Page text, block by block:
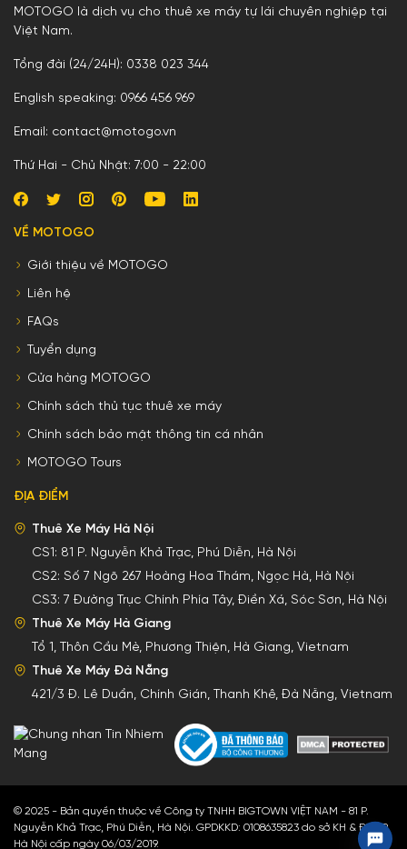
MOTOGO là dịch vụ cho thuê xe máy tự lái chuyên nghiệp tại
Việt Nam.
Tổng đài (24/24H): 0338 023 344
English speaking: 0966 456 969
Email: contact@motogo.vn
Thứ Hai - Chủ Nhật: 7:00 - 22:00
VỀ MOTOGO
Giới thiệu về MOTOGO
Liên hệ
FAQs
Tuyển dụng
Cửa hàng MOTOGO
Chính sách thủ tục thuê xe máy
Chính sách bảo mật thông tin cá nhân
MOTOGO Tours
ĐỊA ĐIỂM
Thuê Xe Máy Hà Nội
CS1: 81 P. Nguyễn Khả Trạc, Phú Diễn, Hà Nội
CS2: Số 7 Ngõ 267 Hoàng Hoa Thám, Ngọc Hà, Hà Nội
CS3: 7 Đường Trục Chính Phía Tây, Điền Xá, Sóc Sơn, Hà Nội
Thuê Xe Máy Hà Giang
Tổ 1, Thôn Cầu Mè, Phương Thiện, Hà Giang, Vietnam
Thuê Xe Máy Đà Nẵng
421/3 Đ. Lê Duẩn, Chính Gián, Thanh Khê, Đà Nẵng, Vietnam
© 2025 - Bản quyền thuộc về Công ty TNHH BIGTOWN VIỆT NAM - 81 P.
Nguyễn Khả Trạc, Phú Diễn, Hà Nội. GPDKKD: 0108635823 do sở KH & ĐT TP
Hà Nội cấp ngày 06/03/2019.